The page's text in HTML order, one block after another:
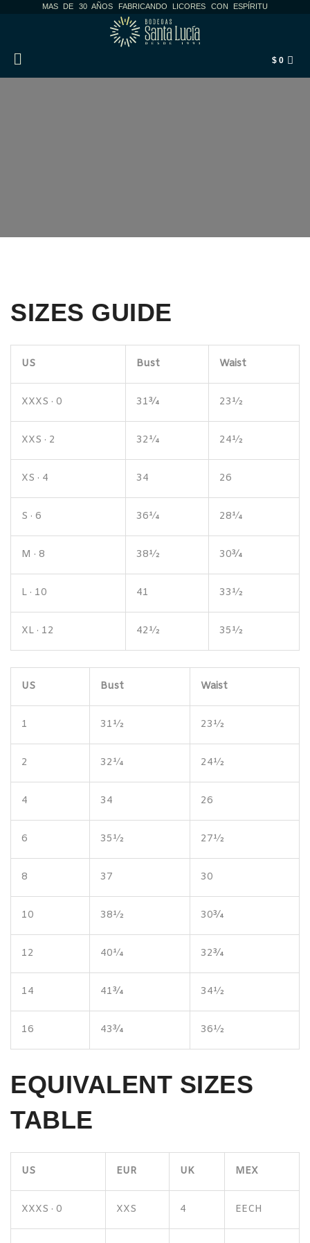
MAS DE 30 AÑOS FABRICANDO LICORES CON ESPÍRITU
$ 0
SIZES GUIDE
US Bust Waist
XXXS · 0 31¾ 23½
XXS · 2 32¼ 24½
XS · 4 34 26
S · 6 36¼ 28¼
M · 8 38½ 30¾
L · 10 41 33½
XL · 12 42½ 35½
US Bust Waist
1 31½ 23½
2 32¼ 24½
4 34 26
6 35½ 27½
8 37 30
10 38½ 30¾
12 40¼ 32¾
14 41¾ 34½
16 43¾ 36½
EQUIVALENT SIZES
TABLE
US EUR UK MEX
XXXS · 0 XXS 4 EECH